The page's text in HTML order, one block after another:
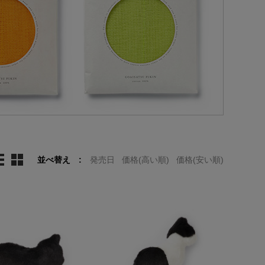
並べ替え 発売日 価格(高い順) 価格(安い順)